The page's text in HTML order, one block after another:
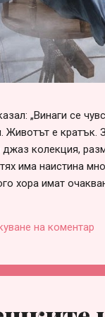
„Винаги се
Животът е кратък.
джаз колекция,
има наистина
хора имат
ако честно
Истината обаче
на коментар